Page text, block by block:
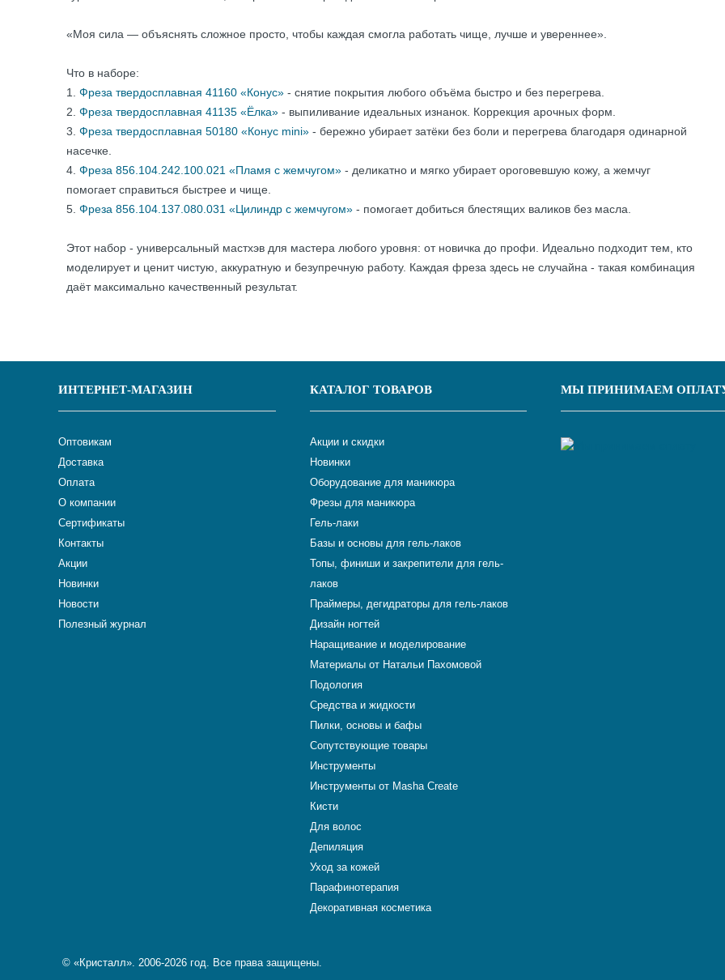
«Моя сила — объяснять сложное просто, чтобы каждая смогла работать чище, лучше и увереннее».
Что в наборе:
1. Фреза твердосплавная 41160 «Конус» - снятие покрытия любого объёма быстро и без перегрева.
2. Фреза твердосплавная 41135 «Ёлка» - выпиливание идеальных изнанок. Коррекция арочных форм.
3. Фреза твердосплавная 50180 «Конус mini» - бережно убирает затёки без боли и перегрева благодаря одинарной
насечке.
4. Фреза 856.104.242.100.021 «Пламя с жемчугом» - деликатно и мягко убирает ороговевшую кожу, а жемчуг
помогает справиться быстрее и чище.
5. Фреза 856.104.137.080.031 «Цилиндр с жемчугом» - помогает добиться блестящих валиков без масла.
Этот набор - универсальный мастхэв для мастера любого уровня: от новичка до профи. Идеально подходит тем, кто
моделирует и ценит чистую, аккуратную и безупречную работу. Каждая фреза здесь не случайна - такая комбинация
даёт максимально качественный результат.
ИНТЕРНЕТ-МАГАЗИН
Оптовикам
Доставка
Оплата
О компании
Сертификаты
Контакты
Акции
Новинки
Новости
Полезный журнал
КАТАЛОГ ТОВАРОВ
Акции и скидки
Новинки
Оборудование для маникюра
Фрезы для маникюра
Гель-лаки
Базы и основы для гель-лаков
Топы, финиши и закрепители для гель-
лаков
Праймеры, дегидраторы для гель-лаков
Дизайн ногтей
Наращивание и моделирование
Материалы от Натальи Пахомовой
Подология
Средства и жидкости
Пилки, основы и бафы
Сопутствующие товары
Инструменты
Инструменты от Masha Create
Кисти
Для волос
Депиляция
Уход за кожей
Парафинотерапия
Декоративная косметика
МЫ ПРИНИМАЕМ
© «Кристалл». 2006-2026 год. Все права защищены.